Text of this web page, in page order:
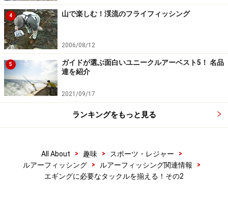
これからエギングをはじめるみなさんは餌木の大きさを
決めるときに若干注意してほしいことがある。餌木は号
数によって沈下スピードが変わり、ガイドが良く使うヤ
マシタの「エギ王Q ベーシックモデル」の場合、2.5号の
沈下スピードが約3.0～3.5秒／mで、4.0号になると約2.7
～3.2秒／mとなっている。
実際に釣りをする場合は体内時計でカウントするため違
いは若干だが、リズムを崩してしまう可能性があるの
ょこ変えるのはオススメできない。同様の理由で、メー
カーが違う餌木や沈下スピードが異なる製品などもなる
4 山で楽しむ！渓流のフライフィッシング
2006/08/12
5
ガイドが選ぶ面白いユニークルアーベスト5！ 名品
達を紹介
2021/09/17
ランキングをもっと見る
All About > 趣味 > スポーツ・レジャー
>
ルアーフィッシング
> ルアーフィッシング関連情報
>
エギングに必要なタックルを揃える！その2